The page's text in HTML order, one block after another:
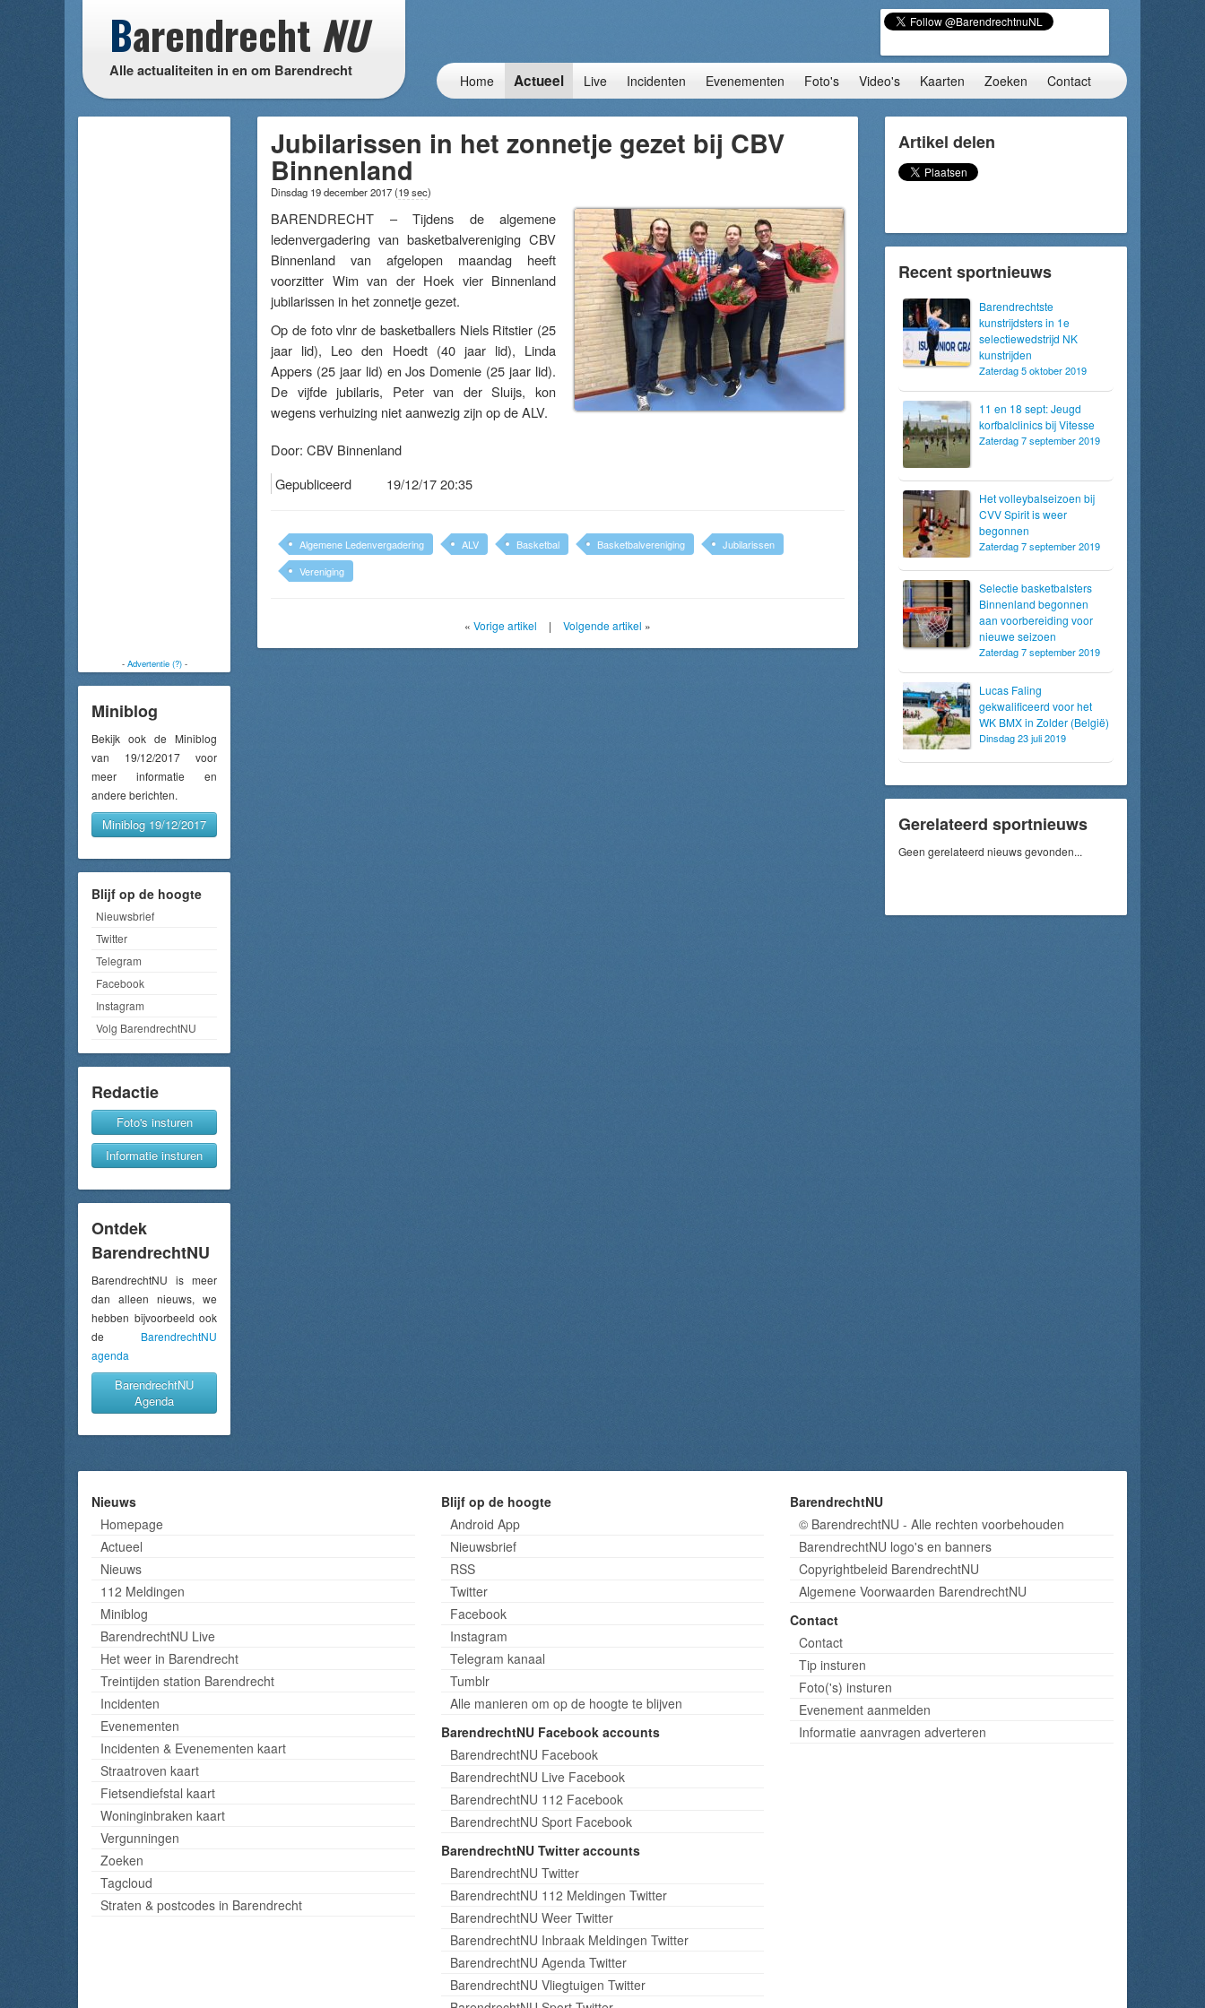
Barendrecht NU
Alle actualiteiten in en om Barendrecht
Home Actueel Live Incidenten Evenementen Foto's Video's Kaarten Zoeken Contact
- Advertentie (?)-
Miniblog
Bekijk ook de Miniblog
van 19/12/2017 voor
meer informatie en
andere berichten.
Miniblog 19/12/2017
Blijf op de hoogte
Nieuwsbrief
Twitter
Telegram
Facebook
Instagram
Volg BarendrechtNU
Redactie
Foto's insturen
Informatie insturen
Ontdek
BarendrechtNU
BarendrechtNU is meer
dan alleen nieuws, we
hebben bijvoorbeeld ook
de BarendrechtNU
agenda
BarendrechtNU
Agenda
Jubilarissen in het zonnetje gezet bij CBV
Binnenland
Dinsdag 19 december 2017(19 sec)
BARENDRECHT – Tijdens de algemene
ledenvergadering van basketbalvereniging CBV
Binnenland van afgelopen maandag heeft
voorzitter Wim van der Hoek vier Binnenland
jubilarissen in het zonnetje gezet.
Op de foto vlnr de basketballers Niels Ritstier (25
jaar lid), Leo den Hoedt (40 jaar lid), Linda
Appers (25 jaar lid) en Jos Domenie (25 jaar lid).
De vijfde jubilaris, Peter van der Sluijs, kon
wegens verhuizing niet aanwezig zijn op de ALV.
Door: CBV Binnenland
Gepubliceerd
19/12/17 20:35
Algemene Ledenvergadering ALV Basketbal Basketbalvereniging
Jubilarissen
Vereniging
« Vorige artikel | Volgende artikel »
Artikel delen
Recent sportnieuws
Barendrechtste
kunstrijdsters in 1e
selectiewedstrijd NK
kunstrijden
Zaterdag 5 oktober 2019
11 en 18 sept: Jeugd
korfbalclinics bij Vitesse
Zaterdag 7 september 2019
Het volleybalseizoen bij
CVV Spirit is weer
begonnen
Zaterdag 7 september 2019
Selectie basketbalsters
Binnenland begonnen
aan voorbereiding voor
nieuwe seizoen
Zaterdag 7 september 2019
Lucas Faling
gekwalificeerd voor het
WK BMX in Zolder (België)
Dinsdag 23 juli 2019
Gerelateerd sportnieuws
Geen gerelateerd nieuws gevonden...
Nieuws
Homepage
Actueel
Nieuws
112 Meldingen
Miniblog
BarendrechtNU Live
Het weer in Barendrecht
Treintijden station Barendrecht
Incidenten
Evenementen
Incidenten & Evenementen kaart
Straatroven kaart
Fietsendiefstal kaart
Woninginbraken kaart
Vergunningen
Zoeken
Tagcloud
Straten & postcodes in Barendrecht
Blijf op de hoogte
Android App
Nieuwsbrief
RSS
Twitter
Facebook
Instagram
Telegram kanaal
Tumblr
Alle manieren om op de hoogte te blijven
BarendrechtNU Facebook accounts
BarendrechtNU Facebook
BarendrechtNU Live Facebook
BarendrechtNU 112 Facebook
BarendrechtNU Sport Facebook
BarendrechtNU Twitter accounts
BarendrechtNU Twitter
BarendrechtNU 112 Meldingen Twitter
BarendrechtNU Weer Twitter
BarendrechtNU Inbraak Meldingen Twitter
BarendrechtNU Agenda Twitter
BarendrechtNU Vliegtuigen Twitter
BarendrechtNU
© BarendrechtNU - Alle rechten voorbehouden
BarendrechtNU logo's en banners
Copyrightbeleid BarendrechtNU
Algemene Voorwaarden BarendrechtNU
Contact
Contact
Tip insturen
Foto('s) insturen
Evenement aanmelden
Informatie aanvragen adverteren